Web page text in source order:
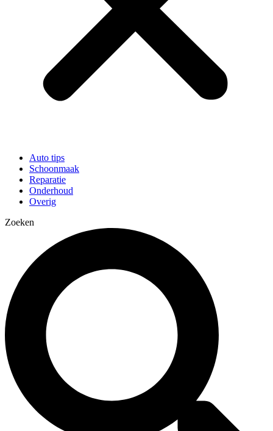
Auto tips
Schoonmaak
Reparatie
Onderhoud
Overig
Zoeken